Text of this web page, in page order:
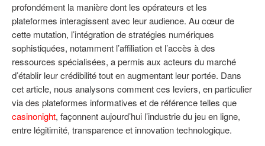
profondément la manière dont les opérateurs et les
plateformes interagissent avec leur audience. Au cœur de
cette mutation, l’intégration de stratégies numériques
sophistiquées, notamment l’affiliation et l’accès à des
ressources spécialisées, a permis aux acteurs du marché
d’établir leur crédibilité tout en augmentant leur portée. Dans
cet article, nous analysons comment ces leviers, en particulier
via des plateformes informatives et de référence telles que
casinonight, façonnent aujourd’hui l’industrie du jeu en ligne,
entre légitimité, transparence et innovation technologique.